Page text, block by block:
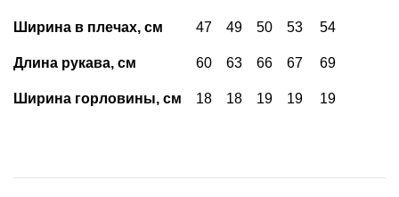
Ширина в плечах, см 47 49 50 53 54
Длина рукава, см 60 63 66 67 69
Ширина горловины, см 18 18 19 19 19